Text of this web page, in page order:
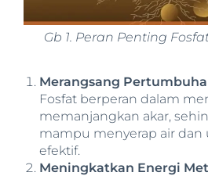
Gb 1. Peran Penting
Merangsang
Fosfat berperan dalam
memanjangkan akar,
mampu menyerap air dan
efektif.
Meningkatkan Energi